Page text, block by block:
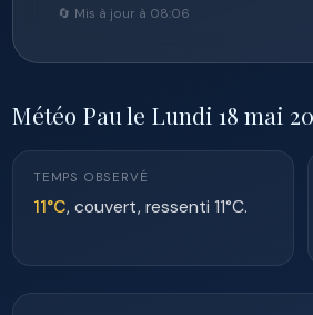
🔄 Mis à jour à 08:06
Météo Pau le Lundi 18 mai
TEMPS OBSERVÉ
11°C, couvert, ressenti 11°C.